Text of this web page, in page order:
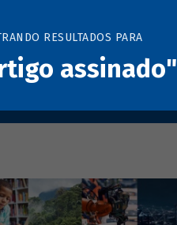
RESULTADOS PARA
assinado"